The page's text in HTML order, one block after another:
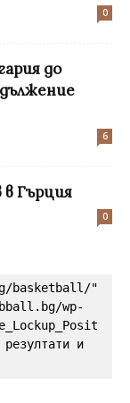
0
до
6
Гърция
0
basketball/"
wp-
и